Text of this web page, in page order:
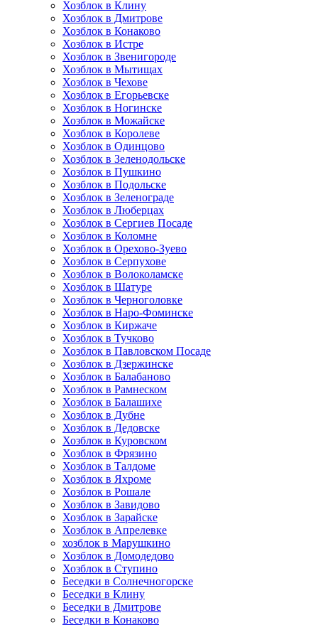
Хозблок в Клину
Хозблок в Дмитрове
Хозблок в Конаково
Хозблок в Истре
Хозблок в Звенигороде
Хозблок в Мытищах
Хозблок в Чехове
Хозблок в Егорьевске
Хозблок в Ногинске
Хозблок в Можайске
Хозблок в Королеве
Хозблок в Одинцово
Хозблок в Зеленодольске
Хозблок в Пушкино
Хозблок в Подольске
Хозблок в Зеленограде
Хозблок в Люберцах
Хозблок в Сергиев Посаде
Хозблок в Коломне
Хозблок в Орехово-Зуево
Хозблок в Серпухове
Хозблок в Волоколамске
Хозблок в Шатуре
Хозблок в Черноголовке
Хозблок в Наро-Фоминске
Хозблок в Киржаче
Хозблок в Тучково
Хозблок в Павловском Посаде
Хозблок в Дзержинске
Хозблок в Балабаново
Хозблок в Рамнеском
Хозблок в Балашихе
Хозблок в Дубне
Хозблок в Дедовске
Хозблок в Куровском
Хозблок в Фрязино
Хозблок в Талдоме
Хозблок в Яхроме
Хозблок в Рошале
Хозблок в Завидово
Хозблок в Зарайске
Хозблок в Апрелевке
хозблок в Марушкино
Хозблок в Домодедово
Хозблок в Ступино
Беседки в Солнечногорске
Беседки в Клину
Беседки в Дмитрове
Беседки в Конаково